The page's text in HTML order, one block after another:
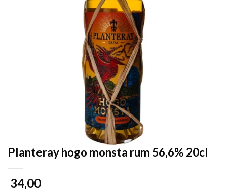
Planteray hogo monsta rum 56,6% 20cl
34,00